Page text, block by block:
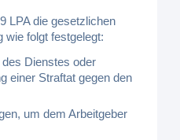
LPA die gesetzlichen
wie folgt festgelegt:
Dienstes oder
einer Straftat gegen den
um dem Arbeitgeber